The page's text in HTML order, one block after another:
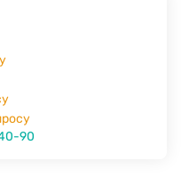
90